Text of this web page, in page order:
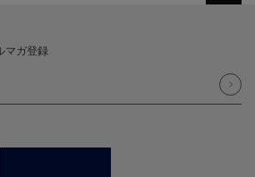
マガ登録